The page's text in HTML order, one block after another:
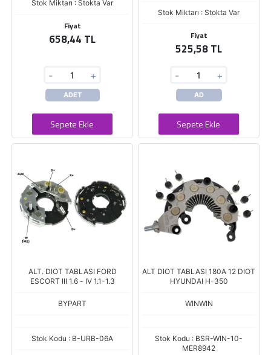
Stok Miktarı : Stokta Var
Fiyat
658,44 TL
- +
ADET
Sepete Ekle
Stok Miktarı : Stokta Var
Fiyat
525,58 TL
- +
AD
Sepete Ekle
ALT. DIOT TABLASI FORD
ESCORT III 1.6 - IV 1.1-1.3
BYPART
Stok Kodu : B-URB-06A
ALT DIOT TABLASI 180A 12 DIOT
HYUNDAI H-350
WINWIN
Stok Kodu : BSR-WIN-10-
MER8942